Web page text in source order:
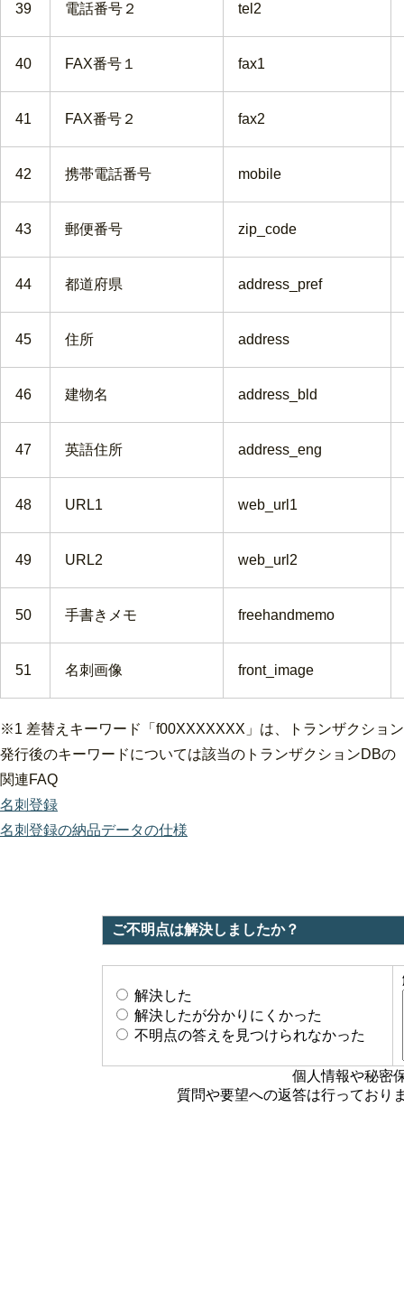
39 電話番号２ tel2
40 FAX番号１ fax1
41 FAX番号２ fax2
42 携帯電話番号 mobile
43 郵便番号 zip_code
44 都道府県 address_pref
45 住所 address
46 建物名 address_bld
47 英語住所 address_eng
48 URL1 web_url1
49 URL2 web_url2
50 手書きメモ freehandmemo
51 名刺画像 front_image
※1 差替えキーワード「f00XXXXXXX」は、トランザクショ
発行後のキーワードについては該当のトランザクションDB
関連FAQ
名刺登録
名刺登録の納品データの仕様